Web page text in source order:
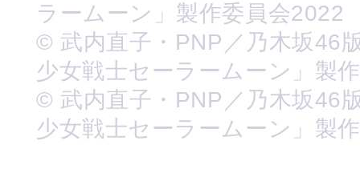
ラームーン」製作委員会2022
© 武内直子・PNP／乃木坂46
少女戦士セーラームーン」製
© 武内直子・PNP／乃木坂46
少女戦士セーラームーン」製